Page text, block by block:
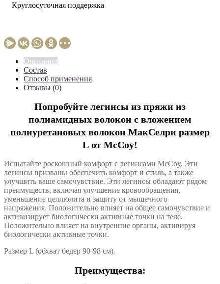
Круглосуточная поддержка
Описание
Состав
Способ применения
Отзывы (0)
Попробуйте легинсы из пряжи из
полиамидных волокон с вложением
полиуретановых волокон МакСелри размер
L от McCoy!
Испытайте роскошный комфорт с легинсами McCoy. Эти
легинсы призваны обеспечить комфорт и стиль, а также
улучшить ваше самочувствие. Эти легинсы обладают рядом
преимуществ, включая улучшение кровообращения,
уменьшение целлюлита и защиту от мышечного
напряжения. Положительно влияет на общее самочувствие и
активизирует биологически активные точки на теле.
Положительно влияет на внутренние органы, активируя
биологически активные точки.
Размер L (обхват бедер 90-98 см).
Преимущества: